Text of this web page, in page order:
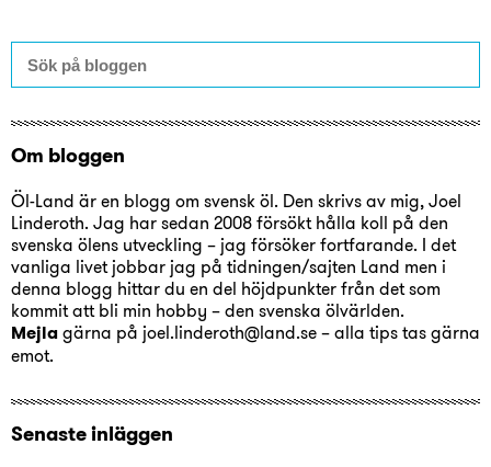
Om bloggen
Öl-Land är en blogg om svensk öl. Den skrivs av mig, Joel
Linderoth. Jag har sedan 2008 försökt hålla koll på den
svenska ölens utveckling – jag försöker fortfarande. I det
vanliga livet jobbar jag på tidningen/sajten Land men i
denna blogg hittar du en del höjdpunkter från det som
kommit att bli min hobby – den svenska ölvärlden.
Mejla gärna på joel.linderoth@land.se – alla tips tas gärna
emot.
Senaste inläggen